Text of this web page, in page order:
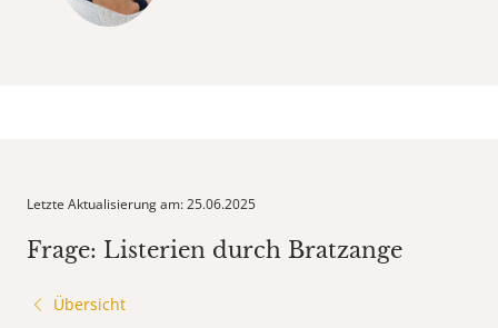
Letzte Aktualisierung am: 25.06.2025
Frage: Listerien durch Bratzange
Übersicht